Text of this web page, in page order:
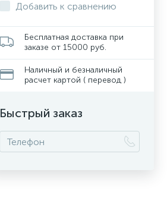
Добавить к сравнению
Бесплатная доставка при
заказе от 15000 руб.
Наличный и безналичный
расчет картой ( перевод )
Быстрый заказ